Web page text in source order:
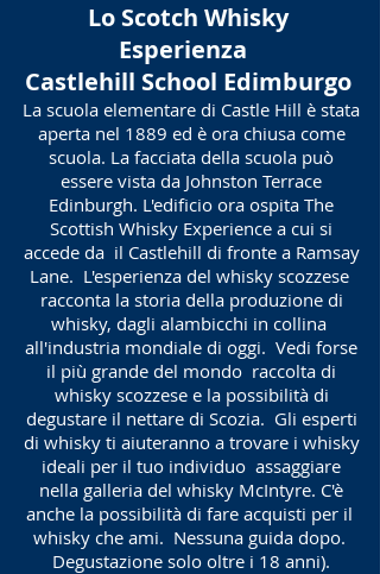
Lo Scotch Whisky
Esperienza
Castlehill School Edimburgo
La scuola elementare di Castle Hill è stata
aperta nel 1889 ed è ora chiusa come
scuola. La facciata della scuola può
essere vista da Johnston Terrace
Edinburgh. L'edificio ora ospita The
Scottish Whisky Experience a cui si
accede da il Castlehill di fronte a Ramsay
Lane. L'esperienza del whisky scozzese
racconta la storia della produzione di
whisky, dagli alambicchi in collina
all'industria mondiale di oggi. Vedi forse
il più grande del mondo raccolta di
whisky scozzese e la possibilità di
degustare il nettare di Scozia. Gli esperti
di whisky ti aiuteranno a trovare i whisky
ideali per il tuo individuo assaggiare
nella galleria del whisky McIntyre. C'è
anche la possibilità di fare acquisti per il
whisky che ami. Nessuna guida dopo.
Degustazione solo oltre i 18 anni).